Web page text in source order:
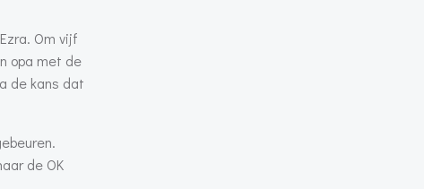
Om vijf
opa met de
de kans dat
de OK